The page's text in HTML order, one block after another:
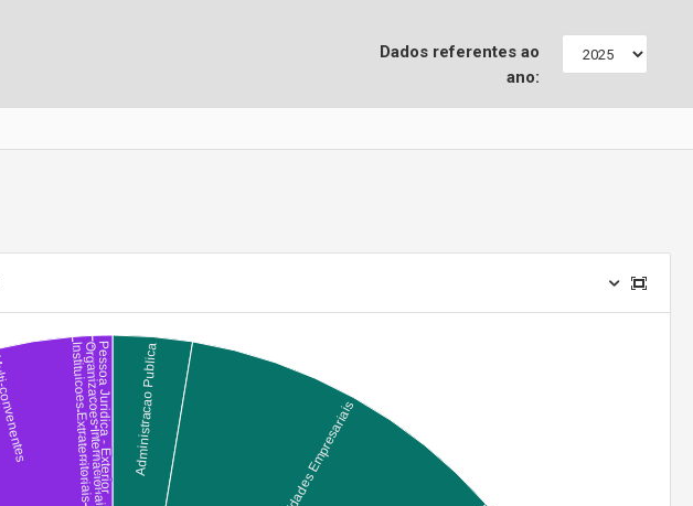
Dados referentes ao
ano: